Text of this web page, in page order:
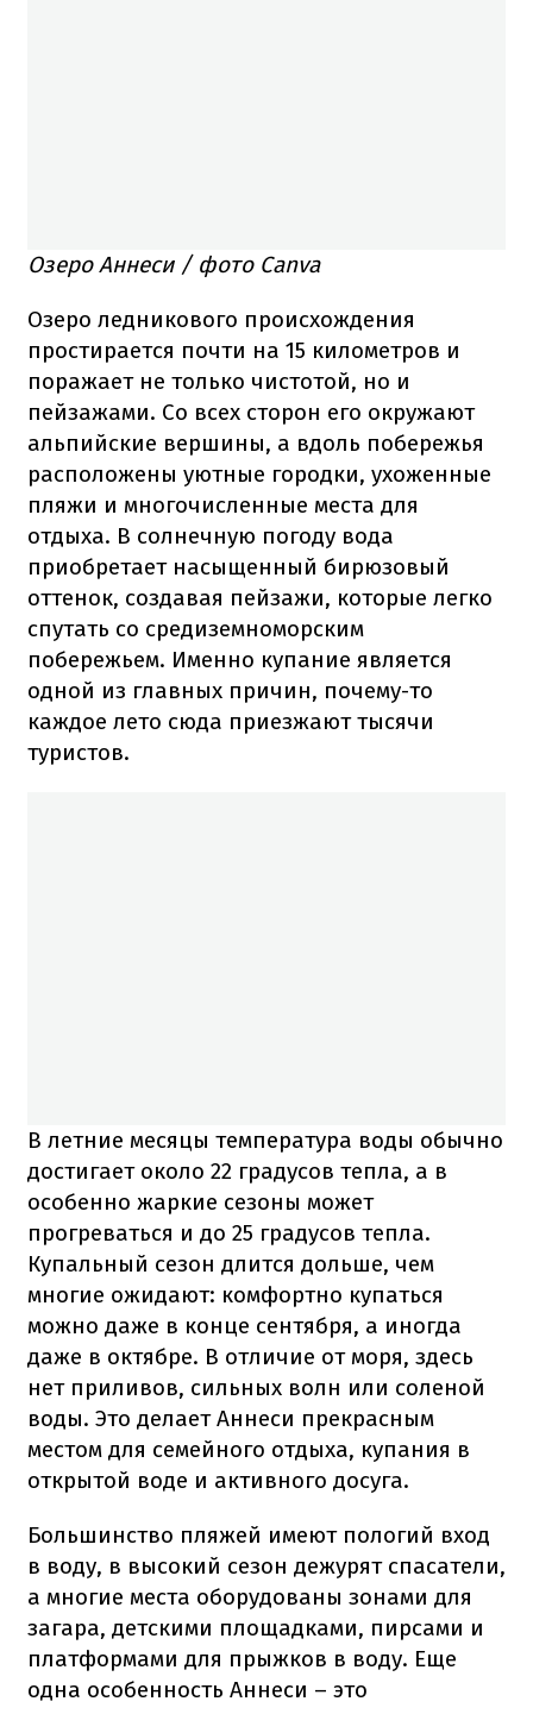
Озеро Аннеси / фото Canva
Озеро ледникового происхождения
простирается почти на 15 километров и
поражает не только чистотой, но и
пейзажами. Со всех сторон его окружают
альпийские вершины, а вдоль побережья
расположены уютные городки, ухоженные
пляжи и многочисленные места для
отдыха. В солнечную погоду вода
приобретает насыщенный бирюзовый
оттенок, создавая пейзажи, которые легко
спутать со средиземноморским
побережьем. Именно купание является
одной из главных причин, почему-то
каждое лето сюда приезжают тысячи
туристов.
В летние месяцы температура воды обычно
достигает около 22 градусов тепла, а в
особенно жаркие сезоны может
прогреваться и до 25 градусов тепла.
Купальный сезон длится дольше, чем
многие ожидают: комфортно купаться
можно даже в конце сентября, а иногда
даже в октябре. В отличие от моря, здесь
нет приливов, сильных волн или соленой
воды. Это делает Аннеси прекрасным
местом для семейного отдыха, купания в
открытой воде и активного досуга.
Большинство пляжей имеют пологий вход
в воду, в высокий сезон дежурят спасатели,
а многие места оборудованы зонами для
загара, детскими площадками, пирсами и
платформами для прыжков в воду. Еще
одна особенность Аннеси – это